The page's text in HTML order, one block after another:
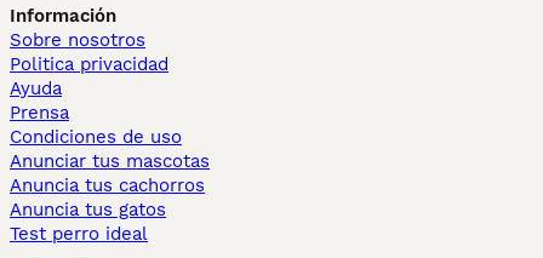
Información
Sobre nosotros
Politica privacidad
Ayuda
Prensa
Condiciones de uso
Anunciar tus mascotas
Anuncia tus cachorros
Anuncia tus gatos
Test perro ideal